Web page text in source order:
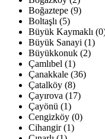
Boğaztepe (9)
Boltaşlı (5)
Büyük Kaymaklı
Büyük Sanayi (1)
Büyükkonuk (2)
Çamlıbel (1)
Çanakkale (36)
Çatalköy (8)
Çayırova (17)
Çayönü (1)
Cengizköy (0)
Cihangir (1)